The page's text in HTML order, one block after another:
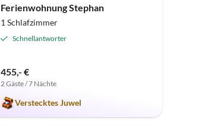
Ferienwohnung Stephan
1 Schlafzimmer
Schnellantworter
455,- €
2 Gäste / 7 Nächte
Verstecktes Juwel
Top-Inserat